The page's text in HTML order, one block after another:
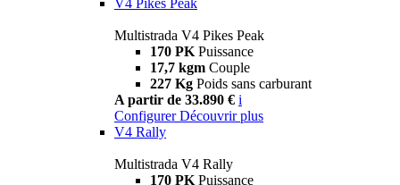
Multistrada V4 Pikes Peak
170 PK Puissance
17,7 kgm Couple
227 Kg Poids sans carburant
A partir de 33.890 € i
Configurer Découvrir plus
V4 Rally
Multistrada V4 Rally
170 PK Puissance